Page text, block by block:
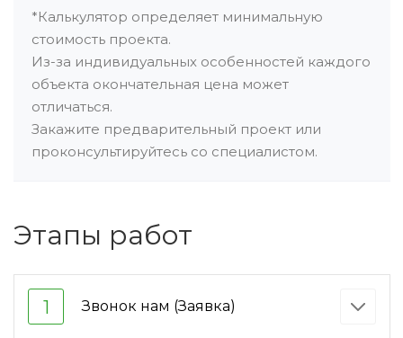
*Калькулятор определяет минимальную
стоимость проекта.
Из-за индивидуальных особенностей каждого
объекта окончательная цена может
отличаться.
Закажите предварительный проект или
проконсультируйтесь со специалистом.
Этапы работ
1 Звонок нам (Заявка)